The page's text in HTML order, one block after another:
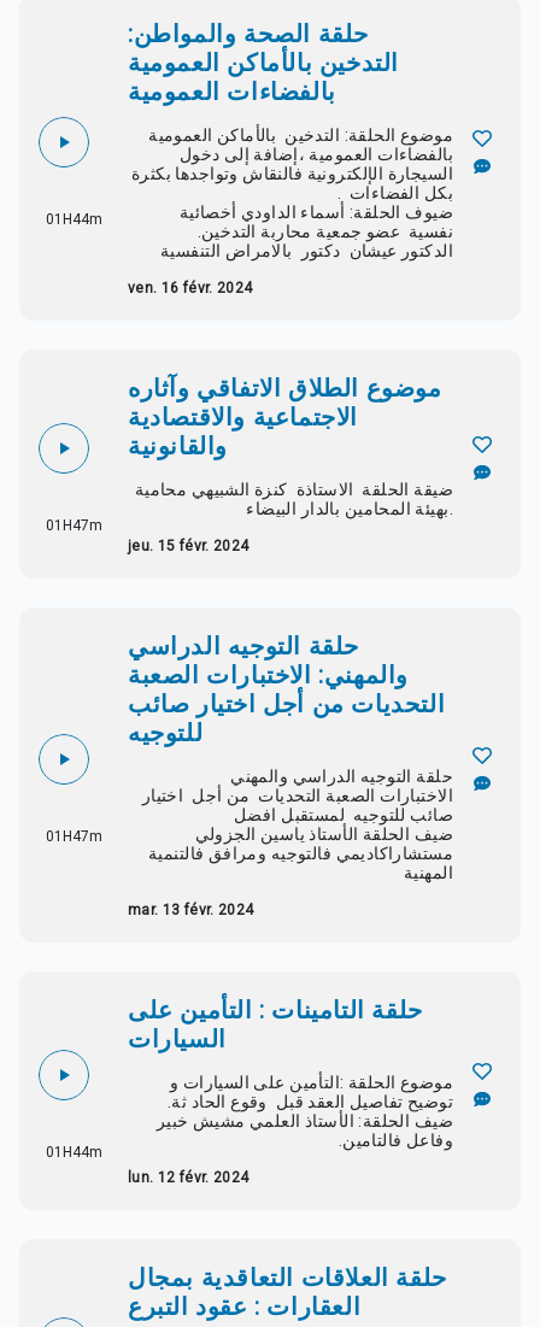
01H44m
حلقة الصحة والمواطن:
التدخين بالأماكن العمومية
بالفضاءات العمومية
موضوع الحلقة: التدخين بالأماكن العمومية
بالفضاءات العمومية ،إضافة إلى دخول
السيجارة الإلكترونية فالنقاش وتواجدها بكثرة
بكل الفضاءات .
ضيوف الحلقة: أسماء الداودي أخصائية
نفسية عضو جمعية محاربة التدخين.
الدكتور عيشان دكتور بالامراض التنفسية
ven. 16 févr. 2024
01H47m
موضوع الطلاق الاتفاقي وآثاره
الاجتماعية والاقتصادية
والقانونية
بهيئة المحامين بالدار البيضاء.
jeu. 15 févr. 2024
01H47m
حلقة التوجيه الدراسي
والمهني: الاختبارات الصعبة
التحديات من أجل اختيار صائب
للتوجيه
حلقة التوجيه الدراسي والمهني
الاختبارات الصعبة التحديات من أجل اختيار
صائب للتوجيه لمستقبل افضل
ضيف الحلقة الأستاذ ياسين الجزولي
مستشاراكاديمي فالتوجيه ومرافق فالتنمية
المهنية
mar. 13 févr. 2024
01H44m
حلقة التامينات : التأمين على
السيارات
موضوع الحلقة :التأمين على السيارات و
توضيح تفاصيل العقد قبل وقوع الحاد ثة.
ضيف الحلقة: الأستاذ العلمي مشيش خبير
وفاعل فالتامين.
lun. 12 févr. 2024
حلقة العلاقات التعاقدية بمجال
العقارات : عقود التبرع